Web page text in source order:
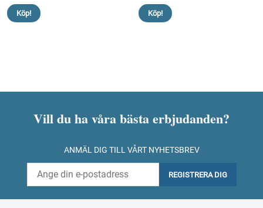
Köp! Köp!
Vill du ha våra bästa erbjudanden?
ANMÄL DIG TILL VÅRT NYHETSBREV
REGISTRERA DIG